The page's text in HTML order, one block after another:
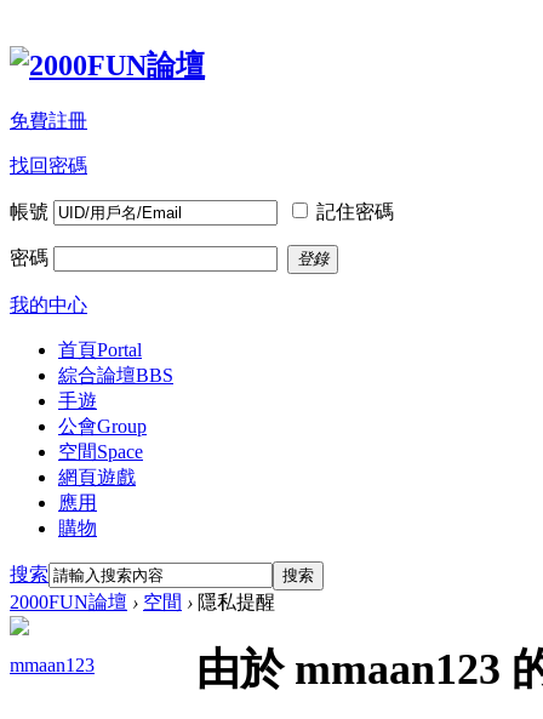
免費註冊
找回密碼
帳號 記住密碼
密碼 登錄
我的中心
首頁Portal
綜合論壇BBS
手遊
公會Group
空間Space
網頁遊戲
應用
購物
搜索 搜索
2000FUN論壇 › 空間 › 隱私提醒
mmaan123 由於 mmaan123